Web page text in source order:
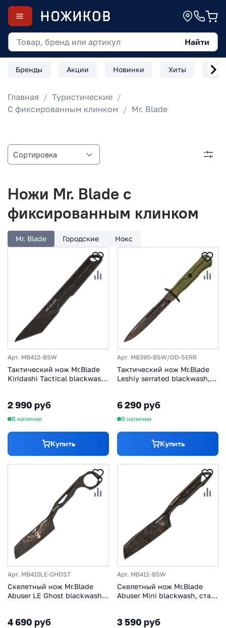
Найти
Бренды Акции Новинки Хиты
Главная
Туристические
С фиксированным клинком
Mr. Blade
Ножи Mr. Blade с
фиксированным клинком
Mr. Blade Городские Нокс
Арт. MB412-BSW
Тактический нож Mr.Blade
Kiridashi Tactical blackwash
2 990 руб
В наличии
Купить
Арт. MB390-BSW/OD-SERR
Тактический нож Mr.Blade
Leshiy serrated blackwash,
6 290 руб
В наличии
Купить
Арт. MB410LE-GHOST
Скелетный нож Mr.Blade
Abuser LE Ghost blackwash,
4 690 руб
Арт. MB411-BSW
Скелетный нож Mr.Blade
Abuser Mini blackwash, сталь
3 590 руб